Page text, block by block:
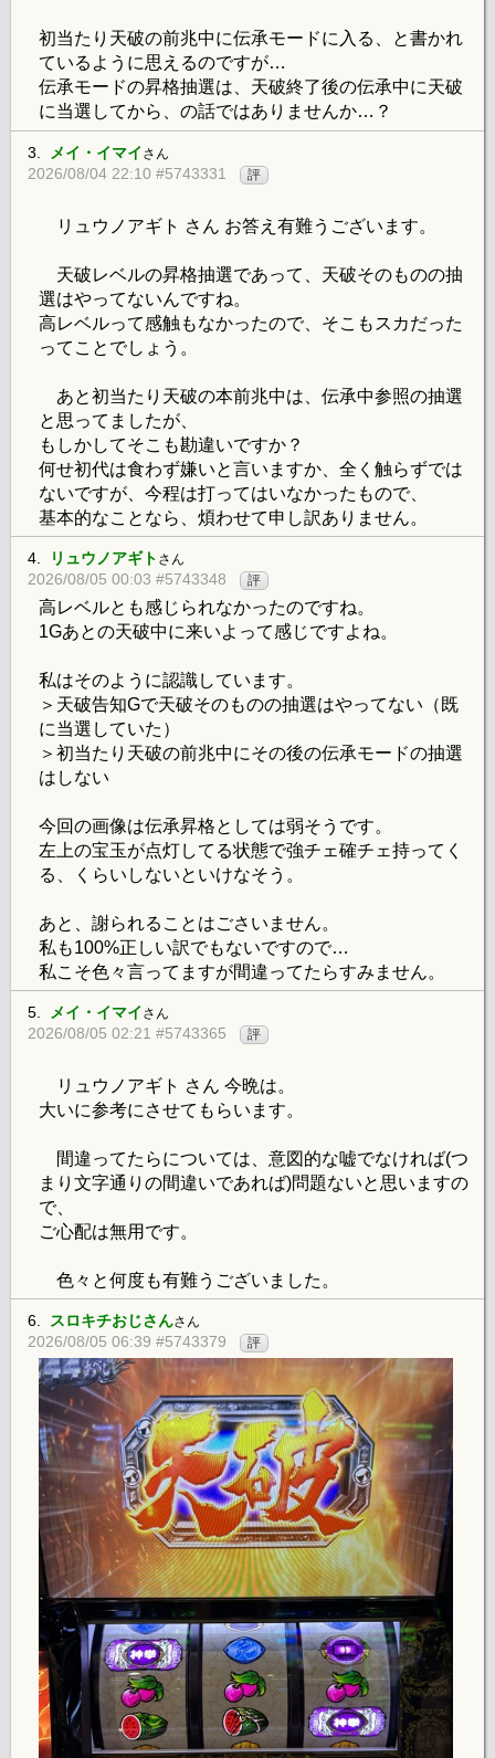
初当たり天破の前兆中に伝承モードに入る、と書かれ
ているように思えるのですが…
伝承モードの昇格抽選は、天破終了後の伝承中に天破
に当選してから、の話ではありませんか…？
3. メイ・イマイ さん
2026/08/04 22:10 #5743331 評
リュウノアギト さん お答え有難うございます。
天破レベルの昇格抽選であって、天破そのものの抽
選はやってないんですね。
高レベルって感触もなかったので、そこもスカだった
ってことでしょう。
あと初当たり天破の本前兆中は、伝承中参照の抽選
と思ってましたが、
もしかしてそこも勘違いですか？
何せ初代は食わず嫌いと言いますか、全く触らずでは
ないですが、今程は打ってはいなかったもので、
基本的なことなら、煩わせて申し訳ありません。
4. リュウノアギト さん
2026/08/05 00:03 #5743348 評
高レベルとも感じられなかったのですね。
1Gあとの天破中に来いよって感じですよね。
私はそのように認識しています。
＞天破告知Gで天破そのものの抽選はやってない（既
に当選していた）
＞初当たり天破の前兆中にその後の伝承モードの抽選
はしない
今回の画像は伝承昇格としては弱そうです。
左上の宝玉が点灯してる状態で強チェ確チェ持ってく
る、くらいしないといけなそう。
あと、謝られることはごさいません。
私も100%正しい訳でもないですので…
私こそ色々言ってますが間違ってたらすみません。
5. メイ・イマイ さん
2026/08/05 02:21 #5743365 評
リュウノアギト さん 今晩は。
大いに参考にさせてもらいます。
間違ってたらについては、意図的な嘘でなければ(つ
まり文字通りの間違いであれば)問題ないと思いますの
で、
ご心配は無用です。
色々と何度も有難うございました。
6. スロキチおじさんさん
2026/08/05 06:39 #5743379 評